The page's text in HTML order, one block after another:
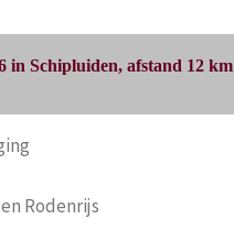
in Schipluiden, afstand 12 km
Rodenrijs